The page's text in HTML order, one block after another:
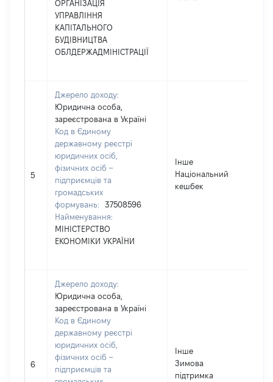
ОРГАНІЗАЦІЯ
УПРАВЛІННЯ
КАПІТАЛЬНОГО
БУДІВНИЦТВА
ОБЛДЕРЖАДМІНІСТРАЦІЇ
5
Джерело доходу:
Юридична особа,
зареєстрована в Україні
Код в Єдиному
державному реєстрі
юридичних осіб,
фізичних осіб –
підприємців та
громадських
формувань:
37508596
Найменування:
МІНІСТЕРСТВО
ЕКОНОМІКИ УКРАЇНИ
Інше
Національний
кешбек
6
Джерело доходу:
Юридична особа,
зареєстрована в Україні
Код в Єдиному
державному реєстрі
юридичних осіб,
фізичних осіб –
підприємців та
Інше
Зимова
підтримка